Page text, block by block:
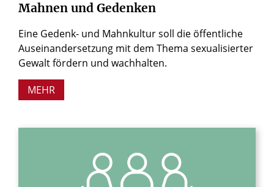
Mahnen und Gedenken
Eine Gedenk- und Mahnkultur soll die öffentliche
Auseinandersetzung mit dem Thema sexualisierter
Gewalt fördern und wachhalten.
MEHR